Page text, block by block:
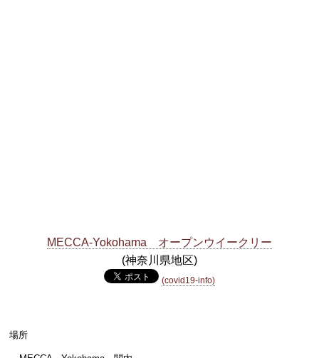
MECCA-Yokohama オープンウイークリー
(神奈川県地区)
(covid19-info)
場所